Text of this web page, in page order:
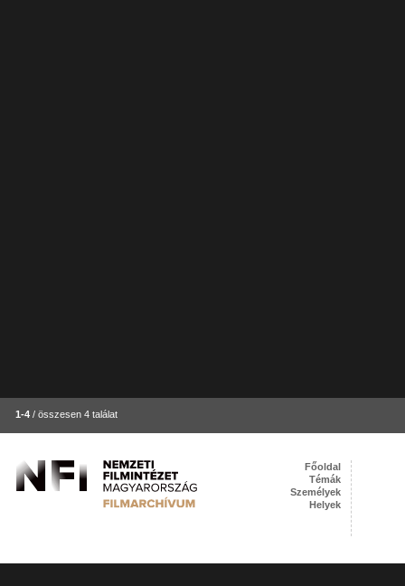
1-4 / összesen 4 találat
Főoldal
Témák
Személyek
Helyek